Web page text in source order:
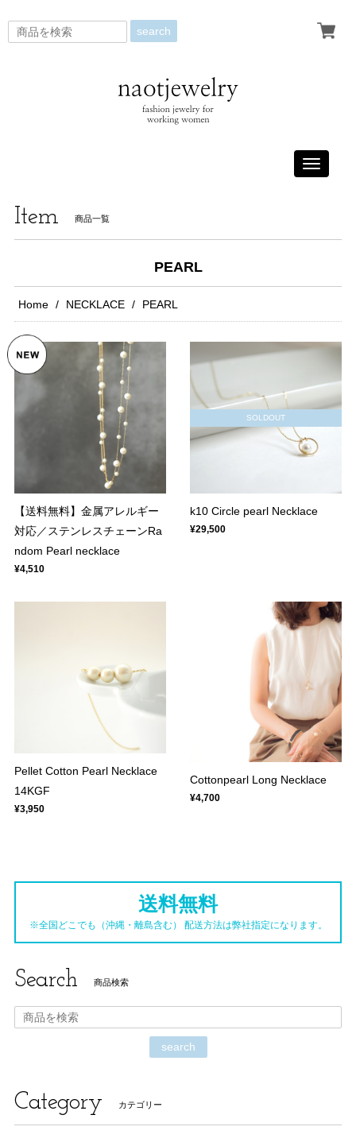
search
Toggle
Item 商品一覧
PEARL
Home NECKLACE PEARL
【送料無料】金属アレルギー
対応／ステンレスチェーンRa
ndom Pearl necklace
¥4,510
SOLDOUT
k10 Circle pearl Necklace
¥29,500
Pellet Cotton Pearl Necklace
14KGF
¥3,950
Cottonpearl Long Necklace
¥4,700
送料無料
※全国どこでも（沖縄・離島含む） 配送方法は弊社指定になります。
Search 商品検索
search
Category カテゴリー